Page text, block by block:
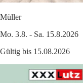
Müller
Mo. 3.8. - Sa. 15.8.2026
Gültig bis 15.08.2026